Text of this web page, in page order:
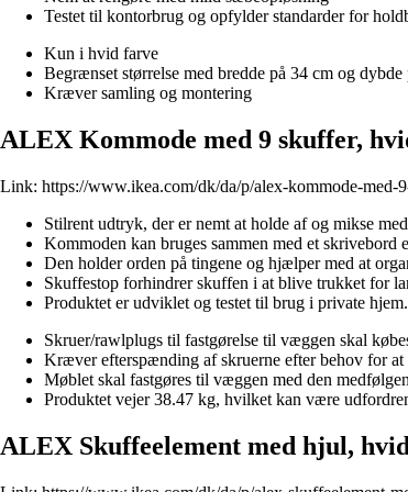
Testet til kontorbrug og opfylder standarder for
Kun i hvid farve
Begrænset størrelse med bredde på 34 cm og dybde
Kræver samling og montering
ALEX Kommode med 9 skuffer,
Link: https://www.ikea.com/dk/da/p/alex-kommode-med-
Stilrent udtryk, der er nemt at holde af og mikse
Kommoden kan bruges sammen med et skrivebord
Den holder orden på tingene og hjælper med at
Skuffestop forhindrer skuffen i at blive trukket for
Produktet er udviklet og testet til brug i private hjem.
Skruer/rawlplugs til fastgørelse til væggen skal
Kræver efterspænding af skruerne efter behov for
Møblet skal fastgøres til væggen med den
Produktet vejer 38.47 kg, hvilket kan være
ALEX Skuffeelement med hjul,